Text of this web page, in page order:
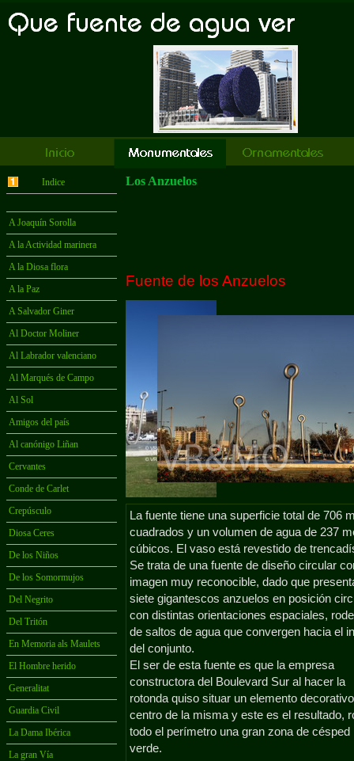
Indice
A Joaquín Sorolla
A la Actividad marinera
A la Diosa flora
A la Paz
A Salvador Giner
Al Doctor Moliner
Al Labrador valenciano
Al Marqués de Campo
Al Sol
Amigos del país
Al canónigo Liñan
Cervantes
Conde de Carlet
Crepúsculo
Diosa Ceres
De los Niños
De los Somormujos
Del Negrito
Del Tritón
En Memoria als Maulets
El Hombre herido
Generalitat
Guardia Civil
La Dama Ibérica
La gran Vía
Los Anzuelos
Fuente de los Anzuelos
La fuente tiene una superficie total de 706
cuadrados y un volumen de agua de 237
cúbicos. El vaso está revestido de
Se trata de una fuente de diseño circular
imagen muy reconocible, dado que
siete gigantescos anzuelos en posición
con distintas orientaciones espaciales,
de saltos de agua que convergen hacia el
del conjunto.
El ser de esta fuente es que la empresa
constructora del Boulevard Sur al hacer la
rotonda quiso situar un elemento
centro de la misma y este es el resultado,
todo el perímetro una gran zona de césped
verde.